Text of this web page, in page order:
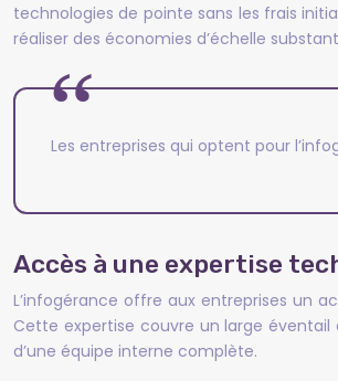
technologies de pointe sans les frais
réaliser des économies d’échelle
Les entreprises qui optent pour
Accès à une expertise
L’infogérance offre aux entreprises un
Cette expertise couvre un large
d’une équipe interne complète.